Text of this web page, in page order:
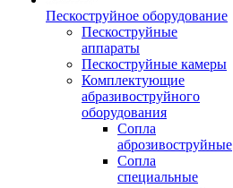
Пескоструйное оборудование
Пескоструйные
аппараты
Пескоструйные камеры
Комплектующие
абразивоструйного
оборудования
Сопла
аброзивоструйные
Сопла
специальные